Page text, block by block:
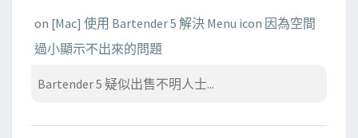
on [Mac] 使用 Bartender 5 解決 Menu icon 因為空間
過小顯示不出來的問題
Bartender 5 疑似出售不明人士...